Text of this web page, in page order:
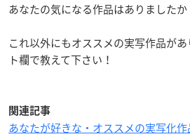
あなたの気になる作品はありましたか
これ以外にもオススメの実写作品が
ト欄で教えて下さい！
関連記事
あなたが好きな・オススメの実写化作